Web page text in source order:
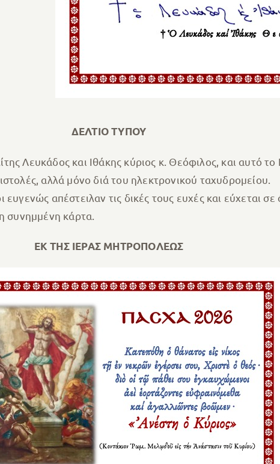
ΔΕΛΤΙΟ ΤΥΠΟΥ
Λευκάδος και Ιθάκης κύριος κ. Θεόφιλος, και αυτό το
αλλά μόνο διά του ηλεκτρονικού ταχυδρομείου.
απέστειλαν τις δικές τους ευχές και εύχεται
συνημμένη κάρτα.
ΕΚ ΤΗΣ ΙΕΡΑΣ ΜΗΤΡΟΠΟΛΕΩΣ